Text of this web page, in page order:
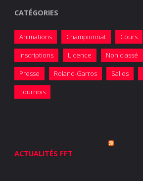
CATÉGORIES
Animations Championnat Cours
Inscriptions Licence Non classé
Presse Roland-Garros Salles
Tournois
ACTUALITÉS FFT